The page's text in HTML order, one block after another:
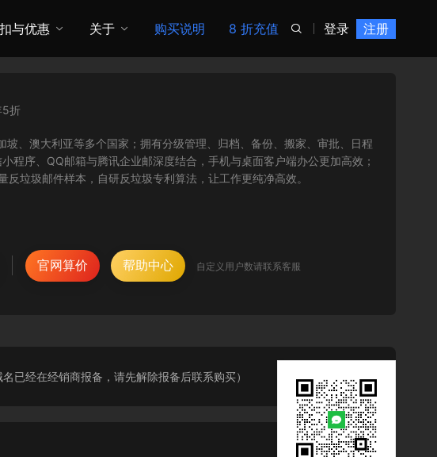
登录 注册

与优惠 关于 购买说明 8 折充值
5折
、澳大利亚等多个国家；拥有分级管理、归档、备份、搬家、审批、日程
程序、QQ邮箱与腾讯企业邮深度结合，手机与桌面客户端办公更加高效；
垃圾邮件样本，自研反垃圾专利算法，让工作更纯净高效。
官网算价 帮助中心 自定义用户数请联系客服
已经在经销商报备，请先解除报备后联系购买）